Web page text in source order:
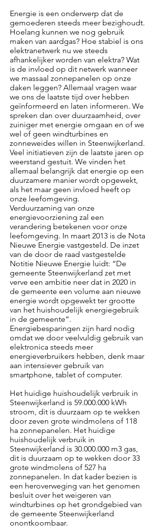
Energie is een onderwerp dat de
gemoederen steeds meer bezighoudt.
Hoelang kunnen we nog gebruik
maken van aardgas? Hoe stabiel is ons
elektranetwerk nu we steeds
afhankelijker worden van elektra? Wat
is de invloed op dit netwerk wanneer
we massaal zonnepanelen op onze
daken leggen? Allemaal vragen waar
we ons de laatste tijd over hebben
geïnformeerd en laten informeren. We
spreken dan over duurzaamheid, over
zuiniger met energie omgaan en of we
wel of geen windturbines en
zonneweides willen in Steenwijkerland.
Veel initiatieven zijn de laatste jaren op
weerstand gestuit. We vinden het
allemaal belangrijk dat energie op een
duurzamere manier wordt opgewekt,
als het maar geen invloed heeft op
onze leefomgeving.
Verduurzaming van onze
energievoorziening zal een
verandering betekenen voor onze
leefomgeving. In maart 2013 is de Nota
Nieuwe Energie vastgesteld. De inzet
van de door de raad vastgestelde
Notitie Nieuwe Energie luidt: “De
gemeente Steenwijkerland zet met
verve een ambitie neer dat in 2020 in
de gemeente een volume aan nieuwe
energie wordt opgewekt ter grootte
van het huishoudelijk energiegebruik
in de gemeente”.
Energiebesparingen zijn hard nodig
omdat we door veelvuldig gebruik van
elektronica steeds meer
energieverbruikers hebben, denk maar
aan intensiever gebruik van
smartphone, tablet of computer.
Het huidige huishoudelijk verbruik in
Steenwijkerland is 59.000.000 kWh
stroom, dit is duurzaam op te wekken
door zeven grote windmolens of 118
ha zonnepanelen. Het huidige
huishoudelijk verbruik in
Steenwijkerland is 30.000.000 m3 gas,
dit is duurzaam op te wekken door 33
grote windmolens of 527 ha
zonnepanelen. In dat kader bezien is
een heroverweging van het genomen
besluit over het weigeren van
windturbines op het grondgebied van
de gemeente Steenwijkerland
onontkoombaar.